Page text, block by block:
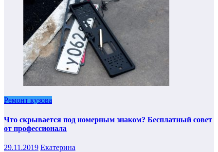
Ремонт кузова
Что скрывается под номерным знаком? Бесплатный совет
от профессионала
29.11.2019 Екатерина